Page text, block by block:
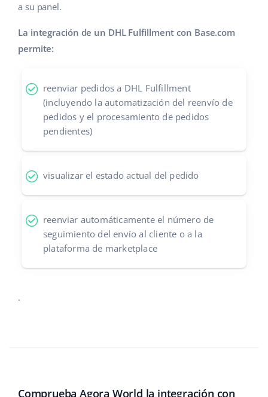
a su panel.
La integración de un DHL Fulfillment con Base.com
permite:
reenviar pedidos a DHL Fulfillment
(incluyendo la automatización del reenvío de
pedidos y el procesamiento de pedidos
pendientes)
visualizar el estado actual del pedido
reenviar automáticamente el número de
seguimiento del envío al cliente o a la
plataforma de marketplace
.
Comprueba Agora World la integración con